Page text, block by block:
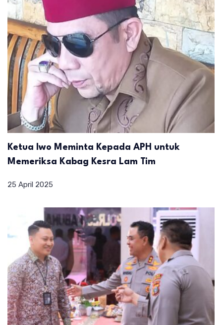
Ketua Iwo Meminta Kepada APH untuk
Memeriksa Kabag Kesra Lam Tim
25 April 2025